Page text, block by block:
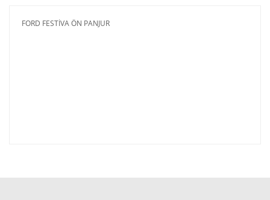
FORD FESTİVA ÖN PANJUR